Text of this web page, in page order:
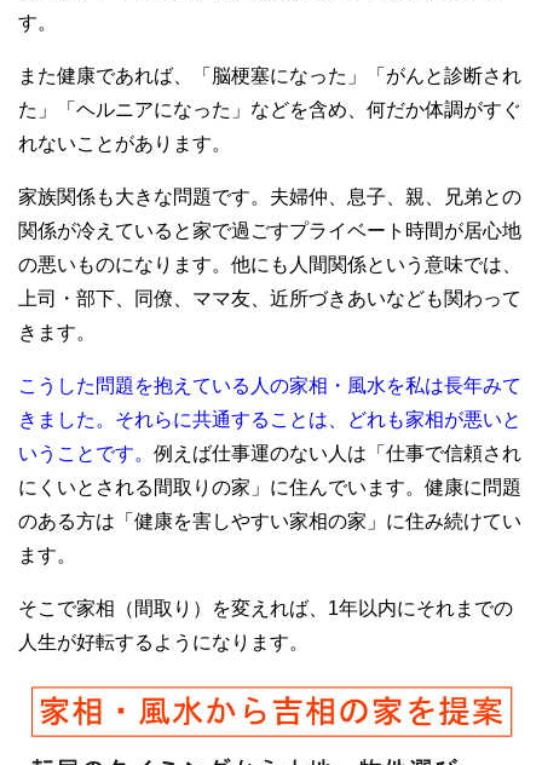
す。
また健康であれば、「脳梗塞になった」「がんと診断され
た」「ヘルニアになった」などを含め、何だか体調がすぐ
れないことがあります。
家族関係も大きな問題です。夫婦仲、息子、親、兄弟との
関係が冷えていると家で過ごすプライベート時間が居心地
の悪いものになります。他にも人間関係という意味では、
上司・部下、同僚、ママ友、近所づきあいなども関わって
きます。
こうした問題を抱えている人の家相・風水を私は長年みて
きました。それらに共通することは、どれも家相が悪いと
いうことです。 例えば仕事運のない人は「仕事で信頼され
にくいとされる間取りの家」に住んでいます。健康に問題
のある方は「健康を害しやすい家相の家」に住み続けてい
ます。
そこで家相（間取り）を変えれば、1年以内にそれまでの
人生が好転するようになります。